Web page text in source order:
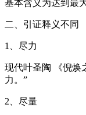
基本含义为达到最
二、引证释义不同
1、尽力
现代叶圣陶 《倪焕
力。”
2、尽量